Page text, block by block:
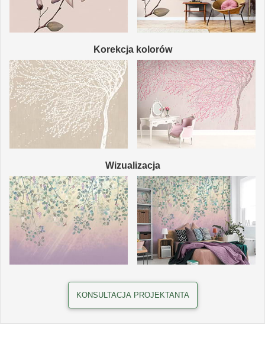
Korekcja kolorów
Wizualizacja
KONSULTACJA PROJEKTANTA